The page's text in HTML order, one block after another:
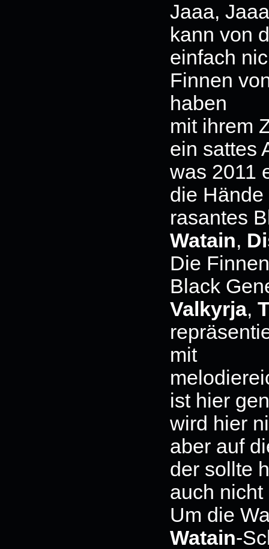
Jaaa,
kann von
einfach
Finnen
haben
mit ihrem
ein sattes
was 2011
die
rasantes
Watain,
Die
Black
Valkyrja,
mit
ist hier
wird hier
aber auf
der sollte
auch
Um die
Watain-